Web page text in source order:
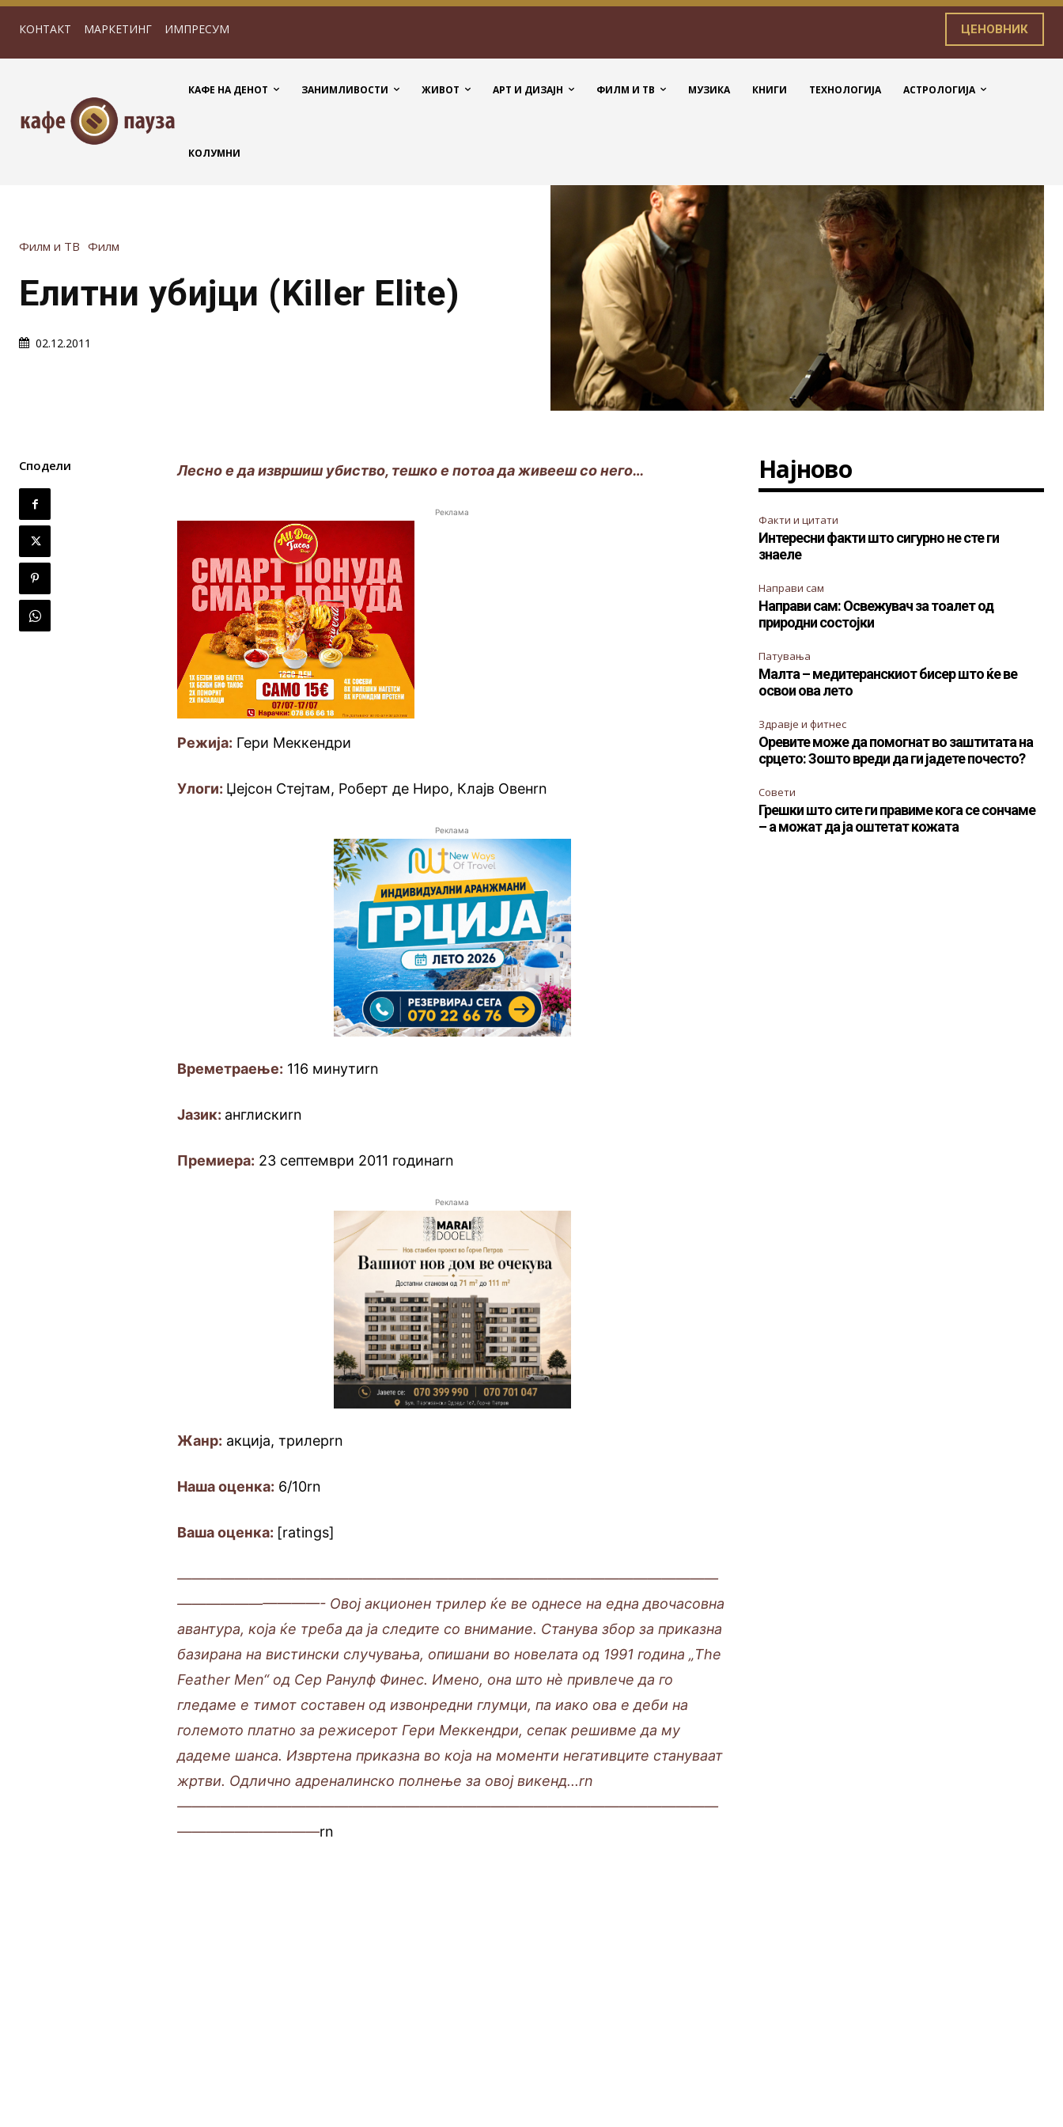
КОНТАКТ МАРКЕТИНГ ИМПРЕСУМ ЦЕНОВНИК
КАФЕ НА ДЕНОТ ЗАНИМЛИВОСТИ ЖИВОТ АРТ И ДИЗАЈН ФИЛМ И ТВ МУЗИКА КНИГИ ТЕХНОЛОГИЈА АСТРОЛОГИЈА
КОЛУМНИ
Филм и ТВ Филм
Елитни убијци (Killer Elite)
02.12.2011
Сподели Лесно е да извршиш убиство, тешко епотоада живееш со него…
Реклама
Режија: Гери Меккендри
Улоги: Џејсон Стејтам, Роберт де Ниро, Клајв Овенrn
Реклама
Времетраење: 116 минутиrn
Јазик: англискиrn
Премиера: 23 септември 2011 годинаrn
Реклама
Жанр: акција, трилерrn
Наша оценка: 6/10rn
Ваша оценка: [ratings]
——————————————————————————————————————
——————————- Овој акционен трилер ќе ве однесе на една двочасовна
авантура, која ќе треба да ја следите со внимание. Станува збор за приказна
базирана на вистински случувања, опишани во новелата од 1991 година „The
Feather Men“ од Сер Ранулф Финес. Имено, она што нè привлече да го
гледаме е тимот составен од извонредни глумци, па иако ова е деби на
големото платно за режисерот Гери Меккендри, сепак решивме да му
дадеме шанса. Извртена приказна во која на моменти негативците стануваат
жртви. Одлично адреналинско полнење за овој викенд...rn
——————————————————————————————————————
——————————rn
Најново
Факти и цитати
Интересни факти што сигурно не сте ги
знаеле
Направи сам
Направи сам: Освежувач за тоалет од
природни состојки
Патувања
Малта – медитеранскиот бисер што ќе ве
освои ова лето
Здравје и фитнес
Оревите може да помогнат во заштитата на
срцето: Зошто вреди да ги јадете почесто?
Совети
Грешки што сите ги правиме кога се сончаме
– а можат да ја оштетат кожата